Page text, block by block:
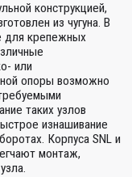
конструкцией,
из чугуна. В
для крепежных
или
опоры возможно
таких узлов
изнашивание
Корпуса SNL и
монтаж,